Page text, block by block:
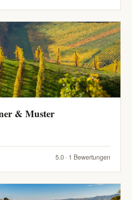
& Muster
5.0 · 1 Bewertungen